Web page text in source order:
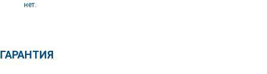
нет.
ГАРАНТИЯ